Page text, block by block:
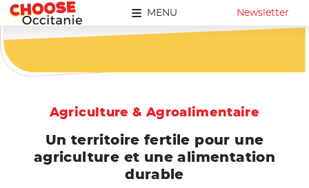
MENU Newsletter
Agriculture & Agroalimentaire
Un territoire fertile pour une
agriculture et une alimentation
durable